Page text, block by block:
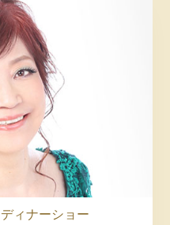
ディナーショー